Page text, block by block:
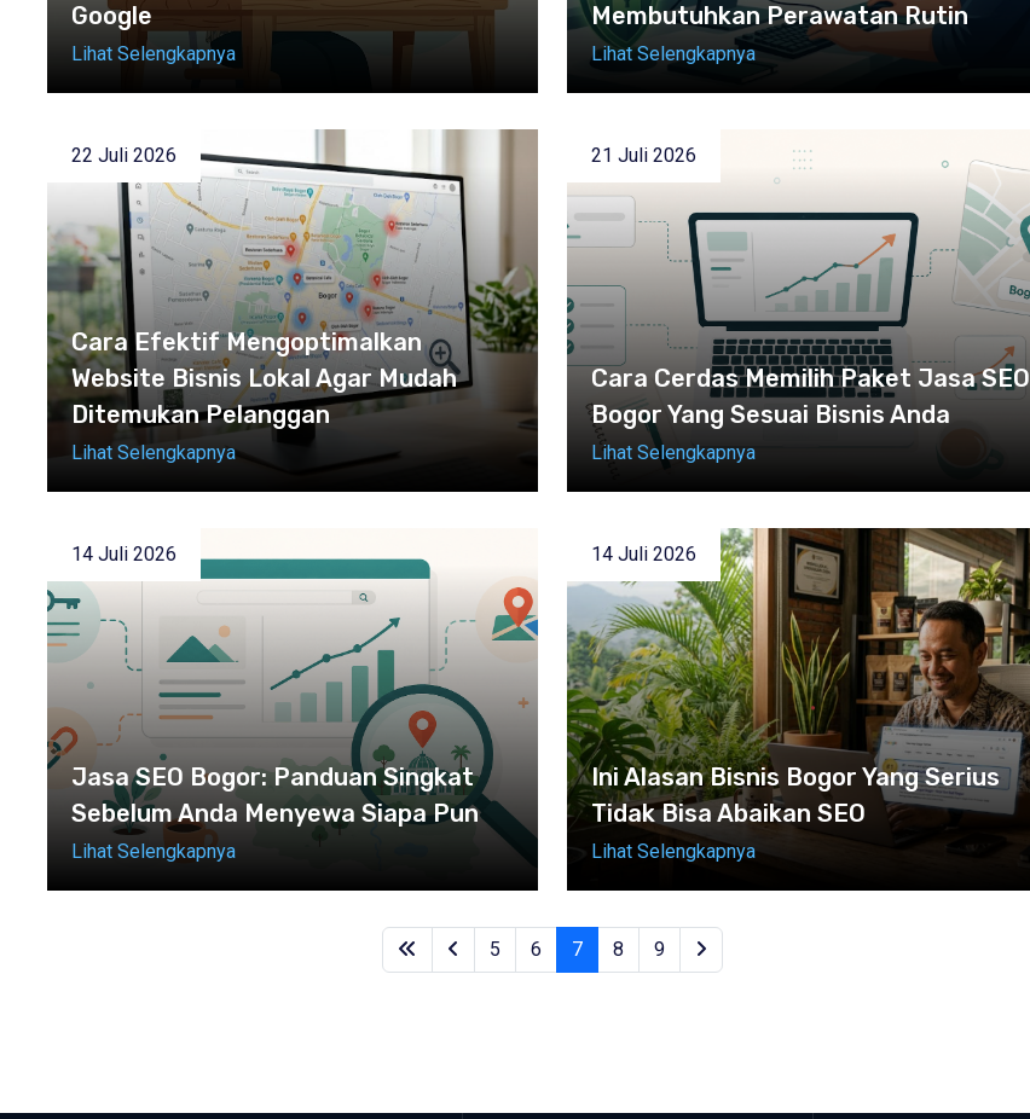
Google
Lihat Selengkapnya
Membutuhkan Perawatan Rutin
Lihat Selengkapnya
22 Juli 2026
Cara Efektif Mengoptimalkan
Website Bisnis Lokal Agar Mudah
Ditemukan Pelanggan
Lihat Selengkapnya
21 Juli 2026
Cara Cerdas Memilih Paket Jasa SEO
Bogor Yang Sesuai Bisnis Anda
Lihat Selengkapnya
14 Juli 2026
Jasa SEO Bogor: Panduan Singkat
Sebelum Anda Menyewa Siapa Pun
Lihat Selengkapnya
14 Juli 2026
Ini Alasan Bisnis Bogor Yang Serius
Tidak Bisa Abaikan SEO
Lihat Selengkapnya
5 6 7(current)
8 9